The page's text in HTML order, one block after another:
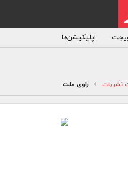
اپلیکیشن‌ها
نشریات راوی ملت